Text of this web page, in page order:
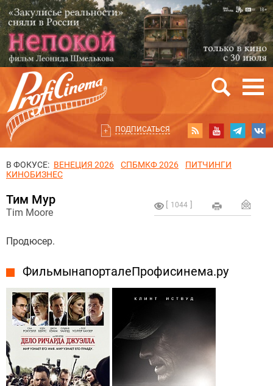
ПОДПИСАТЬСЯ
В ФОКУСЕ: ВЕНЕЦИЯ 2026 СПБМКФ 2026
ПИТЧИНГИ
КИНОБИЗНЕС
1044
Тим Мур
Tim Moore
Продюсер.
Фильмы на портале Профисинема.ру